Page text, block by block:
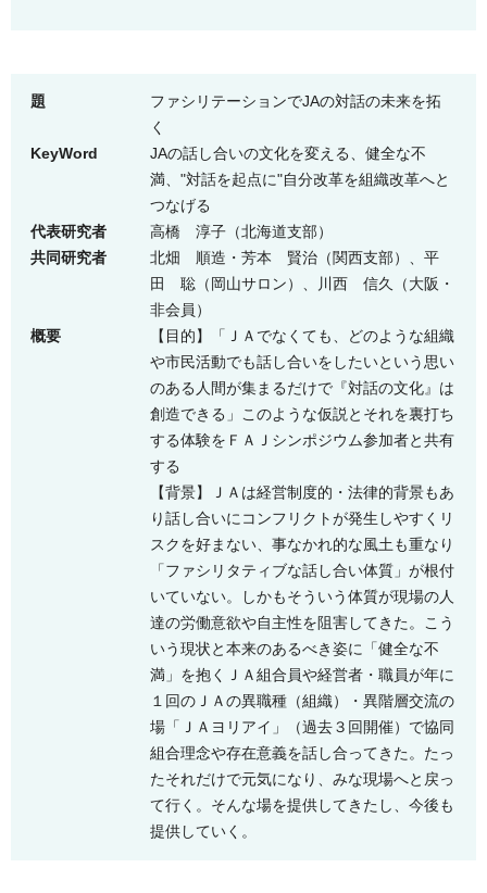
題
ファシリテーションでJAの対話の未来を拓
く
KeyWord
JAの話し合いの文化を変える、健全な不
満、"対話を起点に"自分改革を組織改革へと
つなげる
代表研究者
高橋 淳子 （北海道支部）
共同研究者
北畑 順造・芳本 賢治（関西支部）、平
田 聡（岡山サロン）、川西 信久（大阪・
非会員）
概要
【目的】「ＪＡでなくても、どのような組織
や市民活動でも話し合いをしたいという思い
のある人間が集まるだけで『対話の文化』は
創造できる」このような仮説とそれを裏打ち
する体験をＦＡＪシンポジウム参加者と共有
する
【背景】ＪＡは経営制度的・法律的背景もあ
り話し合いにコンフリクトが発生しやすくリ
スクを好まない、事なかれ的な風土も重なり
「ファシリタティブな話し合い体質」が根付
いていない。しかもそういう体質が現場の人
達の労働意欲や自主性を阻害してきた。こう
いう現状と本来のあるべき姿に「健全な不
満」を抱くＪＡ組合員や経営者・職員が年に
１回のＪＡの異職種（組織）・異階層交流の
場「ＪＡヨリアイ」（過去３回開催）で協同
組合理念や存在意義を話し合ってきた。たっ
たそれだけで元気になり、みな現場へと戻っ
て行く。そんな場を提供してきたし、今後も
提供していく。